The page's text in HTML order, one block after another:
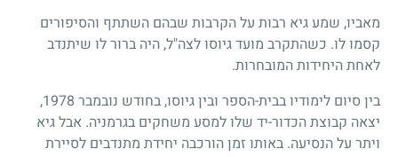
מאביו, שמע גיא רבות על הקרבות שבהם השתתף והסיפורים
קסמו לו. כשהתקרב מועד גיוסו לצה"ל, היה ברור לו שיתנדב
לאחת היחידות המובחרות.
בין סיום לימודיו בבית-הספר ובין גיוסו, בחודש נובמבר 1978
,
יצאה קבוצת הכדור-יד שלו למסע משחקים בגרמניה. אבל גיא
ויתר על הנסיעה. באותו זמן הורכבה יחידת מתנדבים לסיירת